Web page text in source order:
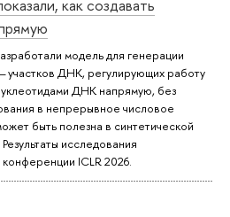
как создавать
модель для генерации
участков ДНК, регулирующих работу
ДНК напрямую, без
в непрерывное числовое
быть полезна в синтетической
исследования
ICLR 2026.